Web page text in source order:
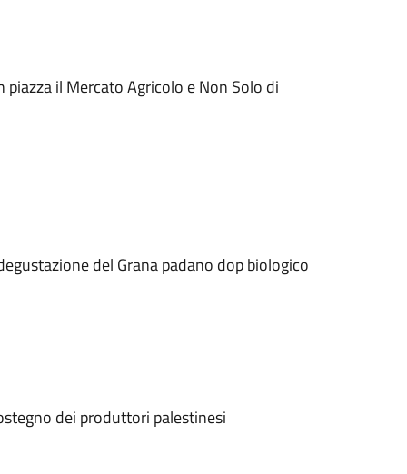
il Mercato Agricolo e Non Solo di
del Grana padano dop biologico
dei produttori palestinesi